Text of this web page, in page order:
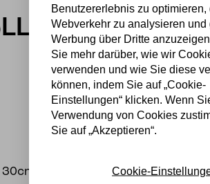
5794
30cm Durchmesser
Benutzererlebnis zu optimieren,
Webverkehr zu analysieren und
Werbung über Dritte
Sie mehr darüber, wie wir
verwenden und wie Sie diese
können, indem Sie auf „Cookie-
Einstellungen“ klicken. Wenn
Verwendung von Cookies
Sie auf „Akzeptieren“.
Cookie-